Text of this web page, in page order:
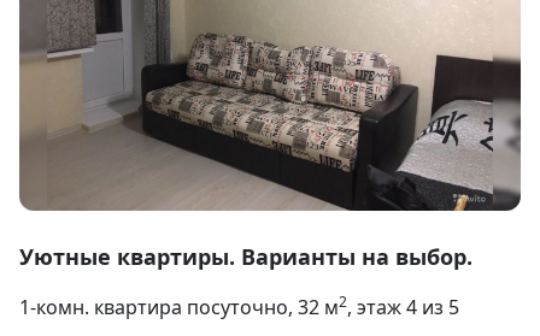
1
9
Уютные квартиры. Варианты на выбор.
1-комн. квартира посуточно, 32 м2, этаж 4 из 5